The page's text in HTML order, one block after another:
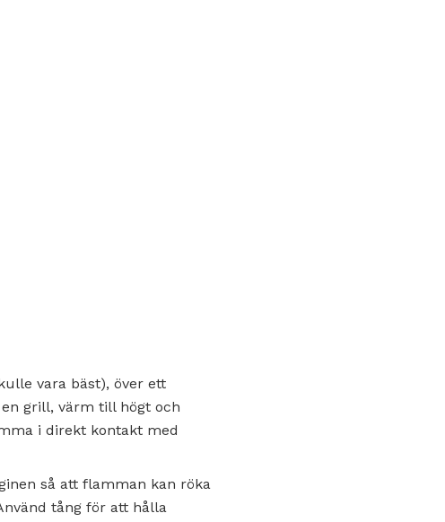
vara bäst), över ett
grill, värm till högt och
i direkt kontakt med
så att flamman kan röka
tång för att hålla